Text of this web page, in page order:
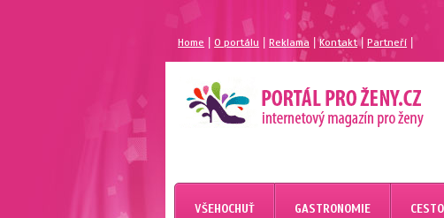
Home |O portálu Reklama Kontakt| Partneří
MAGAZÍN PRO ŽENY
PORTÁL PRO ŽENY.CZ
VŠEHOCHUŤ GASTRONOMIE